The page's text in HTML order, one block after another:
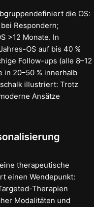
die OS:
Respondern;
>12 Monate. In
OS auf bis 40 %
Follow-ups (alle 8–12
in 20–50 % innerhalb
illustriert: Trotz
Ansätze
therapeutische
einen Wendepunkt:
Therapien
Modalitäten und